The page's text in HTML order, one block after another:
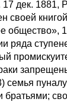
дек. 1881,
своей
общество»,
ряда
семья
братьями;